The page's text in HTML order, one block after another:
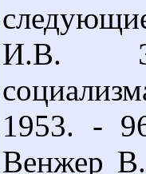
И.В.
1953. -
Венжер